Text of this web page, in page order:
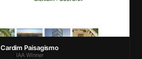
Cardim Paisagismo
IAA Winner